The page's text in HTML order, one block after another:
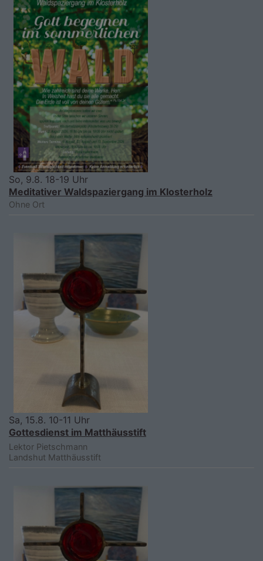
So, 9.8. 18-19 Uhr
Meditativer Waldspaziergang im Klosterholz
Ohne Ort
Sa, 15.8. 10-11 Uhr
Gottesdienst im Matthäusstift
Lektor Pietschmann
Landshut Matthäusstift